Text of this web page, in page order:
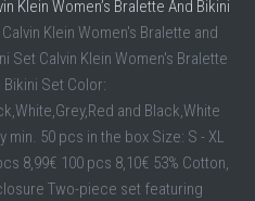
Klein Women’s Bralette And Bikini
Calvin Klein Women's Bralette and
Set Calvin Klein Women's Bralette
Bikini Set Color:
and Black,White
min. 50 pcs in the box Size: S - XL
8,99€ 100 pcs 8,10€ 53% Cotton,
Two-piece set featuring